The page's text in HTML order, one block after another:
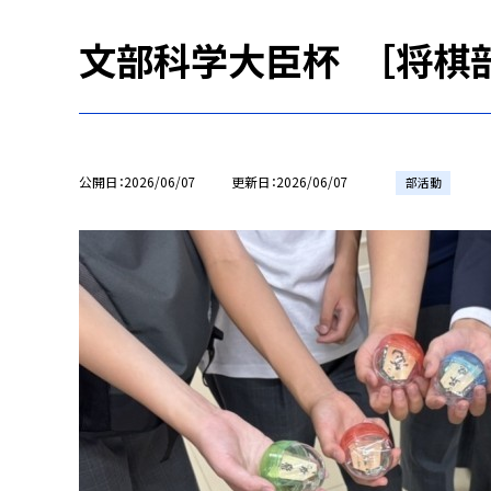
文部科学大臣杯 ［将棋
公開日 2026/06/07 更新日 2026/06/07 部活動